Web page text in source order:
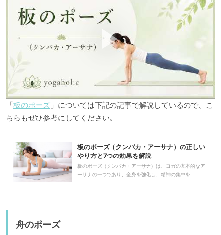
「板のポーズ」については下記の記事で解説しているので、こ
ちらもぜひ参考にしてください。
板のポーズ（クンバカ・アーサナ）の正しい
やり方と7つの効果を解説
板のポーズ（クンバカ・アーサナ）は、ヨガの基本的なア
ーサナの一つであり、全身を強化し、精神の集中を
舟のポーズ